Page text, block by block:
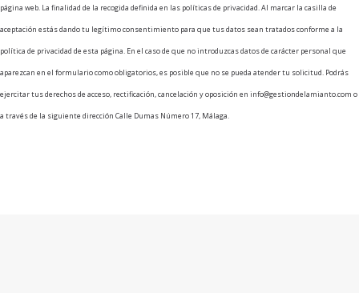
página web. La finalidad de la recogida definida en las políticas de privacidad. Al marcar la casilla de
aceptación estás dando tu legítimo consentimiento para que tus datos sean tratados conforme a la
política de privacidad de esta página. En el caso de que no introduzcas datos de carácter personal que
aparezcan en el formulario como obligatorios, es posible que no se pueda atender tu solicitud. Podrás
ejercitar tus derechos de acceso, rectificación, cancelación y oposición en info@gestiondelamianto.com o
a través de la siguiente dirección Calle Dumas Número 17, Málaga.